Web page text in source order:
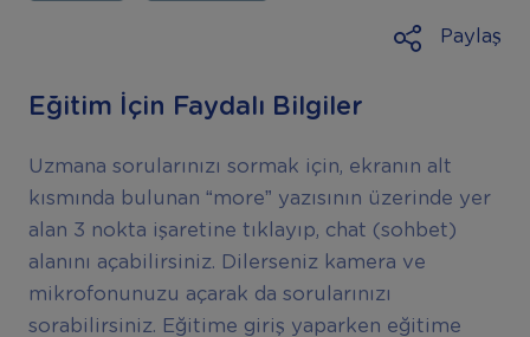
Paylaş
Eğitim İçin Faydalı Bilgiler
Uzmana sorularınızı sormak için, ekranın alt
kısmında bulunan “more” yazısının üzerinde yer
alan 3 nokta işaretine tıklayıp, chat (sohbet)
alanını açabilirsiniz. Dilerseniz kamera ve
mikrofonunuzu açarak da sorularınızı
sorabilirsiniz. Eğitime giriş yaparken eğitime